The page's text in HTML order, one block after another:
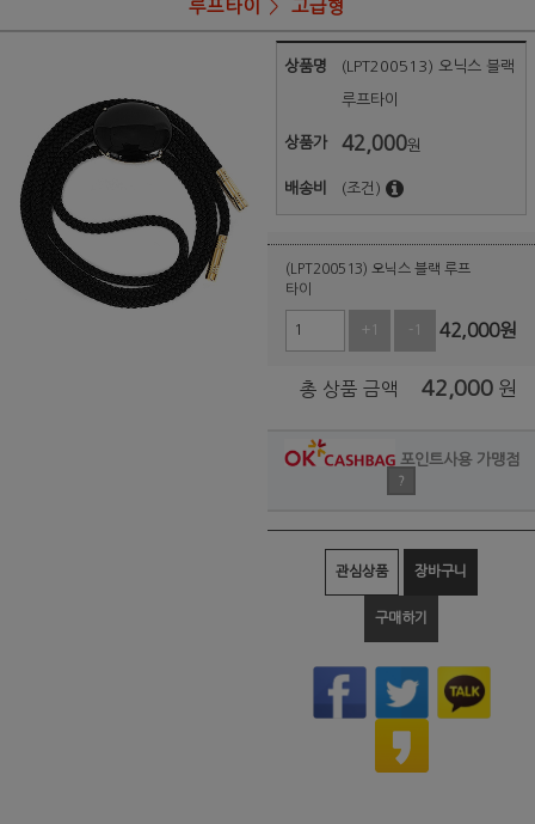
루프타이 고급형
상품명 (LPT200513) 오닉스 블랙
루프타이
상품가 42,000원
배송비 (조건)
(LPT200513) 오닉스 블랙 루프
타이
+1 -1 42,000원
총 상품 금액 42,000 원
포인트사용 가맹점
?
관심상품 장바구니
구매하기